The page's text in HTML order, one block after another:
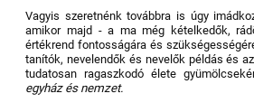
Vagyis szeretnénk továbbra is úgy
amikor majd - a ma még kételkedők,
értékrend fontosságára és
tanítók, nevelendők és nevelők példás és
tudatosan ragaszkodó élete
egyház és nemzet.